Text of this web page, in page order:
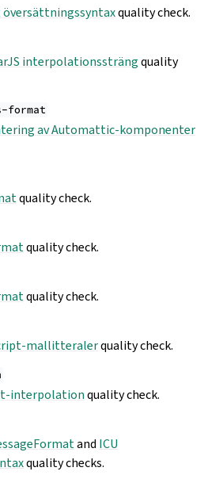
översättningssyntaxquality check.
interpolationssträngquality
format
av Automattic-komponenter
quality check.
quality check.
quality check.
mallitteralerquality check.
interpolationquality check.
and ICU
quality checks.